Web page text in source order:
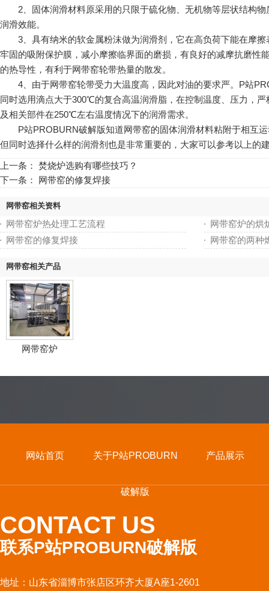
2、固体润滑材料原采用的只限于硫化物、无机物等层状结构物
润滑效能。
3、具有纳米的软金属粉沫做为润滑剂，它在高负荷下能在摩擦
牢固的吸附保护膜，减小摩擦临界面的磨损，有良好的减摩抗磨
的热导性，有利于网带窑轮带热量的散发。
4、由于网带窑轮带受力大温度高，因此对油的要求严。P站
同时选用滴点大于300℃的复合高温润滑脂，在控制温度、压力，
及相关部件在250℃左右温度情况下的润滑需求。
P站PROBURN破解版知道网带窑的固体润滑材料粘附于相互运
但同时选择什么样的润滑剂也是非常重要的，大家可以参考以上
上一条： 焚烧炉选购有哪些技巧？
下一条： 网带窑的修复焊接
网带窑相关资料
网带窑炉热处理工艺流程
网带窑炉的烘
网带窑的修复焊接
网带窑的两种
网带窑相关产品
网带窑炉
网站首页 关于P站PROBURN
破解版
产品展示
CONTACT US
联系P站PROBURN破解版
地址：山东省淄博市张店区环齐大厦A座1-2601